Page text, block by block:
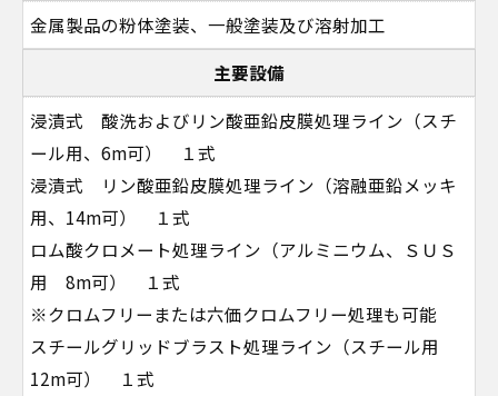
金属製品の粉体塗装、一般塗装及び溶射加工
主要設備
浸漬式 酸洗およびリン酸亜鉛皮膜処理ライン（スチ
ール用、6m可） １式
浸漬式 リン酸亜鉛皮膜処理ライン（溶融亜鉛メッキ
用、14m可） １式
ロム酸クロメート処理ライン（アルミニウム、ＳＵＳ
用 8m可） １式
※クロムフリーまたは六価クロムフリー処理も可能
スチールグリッドブラスト処理ライン（スチール用
12m可） １式